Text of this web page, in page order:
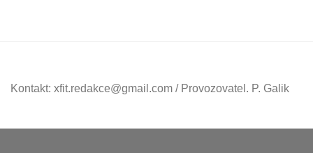
Kontakt: xfit.redakce@gmail.com / Provozovatel. P. Galik